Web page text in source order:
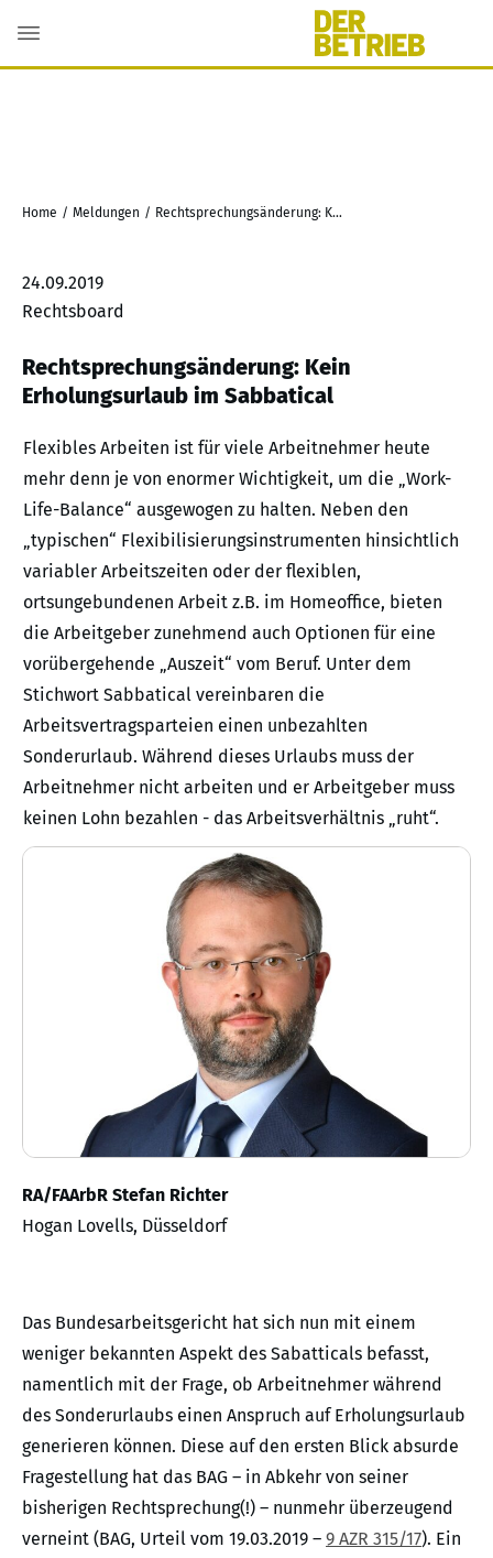
Home / Meldungen / Rechtsprechungsänderung: Kein Erholungsurlaub im Sabbatical
24.09.2019
Rechtsboard
Rechtsprechungsänderung: Kein
Erholungsurlaub im Sabbatical
Flexibles Arbeiten ist für viele Arbeitnehmer heute
mehr denn je von enormer Wichtigkeit, um die „Work-
Life-Balance“ ausgewogen zu halten. Neben den
„typischen“ Flexibilisierungsinstrumenten hinsichtlich
variabler Arbeitszeiten oder der flexiblen,
ortsungebundenen Arbeit z.B. im Homeoffice, bieten
die Arbeitgeber zunehmend auch Optionen für eine
vorübergehende „Auszeit“ vom Beruf. Unter dem
Stichwort Sabbatical vereinbaren die
Arbeitsvertragsparteien einen unbezahlten
Sonderurlaub. Während dieses Urlaubs muss der
Arbeitnehmer nicht arbeiten und er Arbeitgeber muss
keinen Lohn bezahlen - das Arbeitsverhältnis „ruht“.
RA/FAArbR Stefan Richter
Hogan Lovells, Düsseldorf
Das Bundesarbeitsgericht hat sich nun mit einem
weniger bekannten Aspekt des Sabatticals befasst,
namentlich mit der Frage, ob Arbeitnehmer während
des Sonderurlaubs einen Anspruch auf Erholungsurlaub
generieren können. Diese auf den ersten Blick absurde
Fragestellung hat das BAG – in Abkehr von seiner
bisherigen Rechtsprechung(!) – nunmehr überzeugend
verneint (BAG, Urteil vom 19.03.2019 – 9 AZR 315/17). Ein